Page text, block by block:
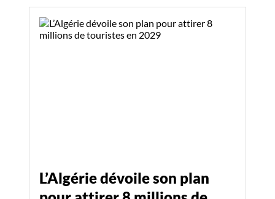
L’Algérie dévoile son plan